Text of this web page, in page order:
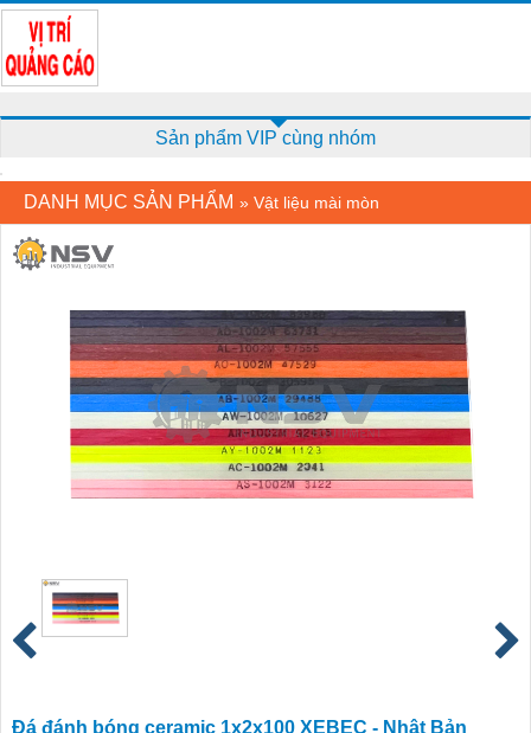
Sản phẩm VIP cùng nhóm
DANH MỤC SẢN PHẨM » Vật liệu mài mòn
Đá đánh bóng ceramic 1x2x100 XEBEC - Nhật Bản